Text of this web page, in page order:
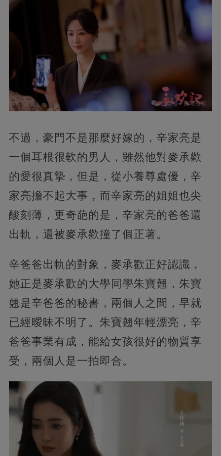
不過，豪門不是那麼好嫁的，辛家亮是
一個耳根很軟的男人，雖然他對麥承歡
的愛很真摯，但是，從小養尊處優，辛
家亮擔不起大事，而辛家亮的姐姐也尖
酸刻薄，更奇葩的是，辛家亮的爸爸還
出軌，還被麥承歡撞了個正著。
辛爸爸出軌的對象，麥承歡正好認識，
她正是麥承歡的大學同學朱寶翹，朱寶
翹是辛爸爸的秘書，兩個人之間，早就
已經曖昧不明了。朱寶翹年輕漂亮，辛
爸爸事業有成，能給女孩很好的物質享
受，兩個人是一拍即合。